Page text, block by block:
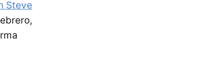
Steve